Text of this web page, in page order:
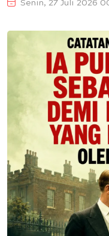
Senin, 27 Juli 2026